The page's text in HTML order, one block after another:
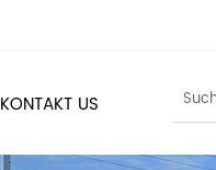
KONTAKT US